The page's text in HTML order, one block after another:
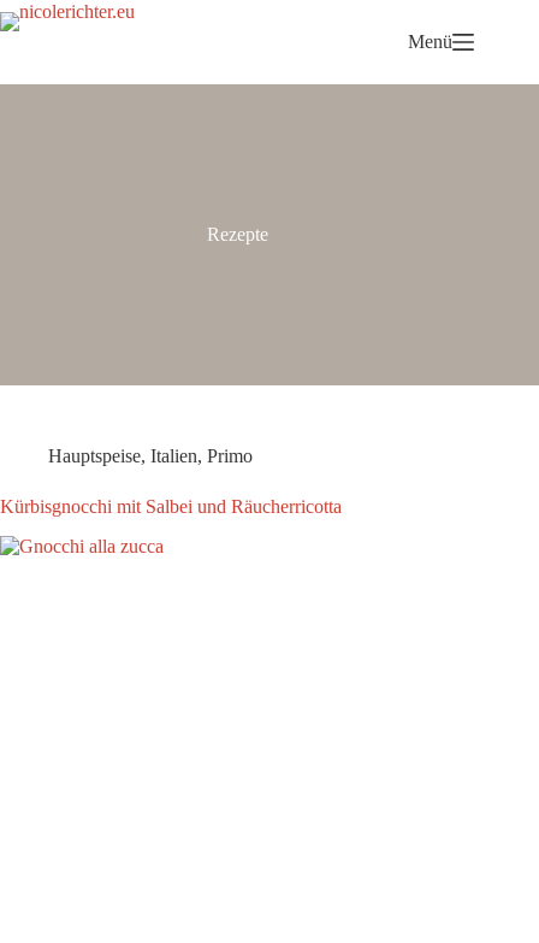
Menü
Rezepte
Hauptspeise, Italien, Primo
Kürbisgnocchi mit Salbei und Räucherricotta